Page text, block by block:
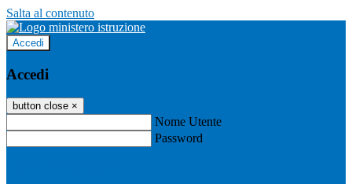
Salta al contenuto
Accedi
Accedi
button close ×
Nome Utente
Password